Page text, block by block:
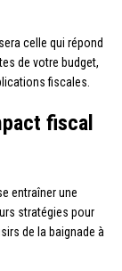
celle qui répond
de votre budget,
fiscales.
fiscal
entraîner une
stratégies pour
de la baignade à